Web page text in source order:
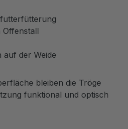
Offenstall
auf der Weide
bleiben die Tröge
funktional und optisch